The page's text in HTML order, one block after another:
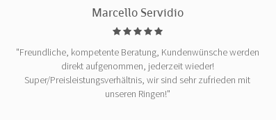
Marcello Servidio
"Freundliche, kompetente Beratung, Kundenwünsche werden
direkt aufgenommen, jederzeit wieder!
Super/Preisleistungsverhältnis, wir sind sehr zufrieden mit
unseren Ringen!"